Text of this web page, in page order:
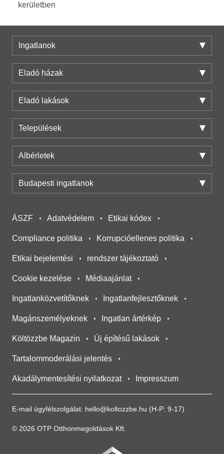
kerületben
Ingatlanok
Eladó házak
Eladó lakások
Települések
Albérletek
Budapesti ingatlanok
E-mail ügyfélszolgálat: hello@koltozzbe.hu (H-P: 9-17)
© 2026 OTP Otthonmegoldások Kft.
ÁSZF Adatvédelem Etikai kódex
Compliance politika Korrupcióellenes politika
Etikai bejelentési rendszer tájékoztató
Cookie kezelése Médiaajánlat
Ingatlanközvetítőknek Ingatlanfejlesztőknek
Magánszemélyeknek Ingatlan ártérkép
Költözzbe Magazin Új építésű lakások
Tartalommoderálási jelentés
Akadálymentesítési nyilatkozat Impresszum